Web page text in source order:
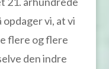
vi, at vi
flere og flere
den indre